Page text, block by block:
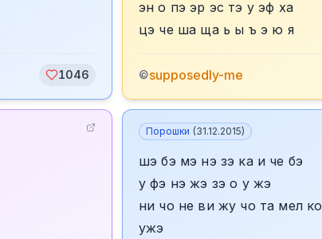
1046
эн о пэ эр эс тэ у эф ха
цэ че ша ща ь ы ъ э ю я
©supposedly-me
Порошки (31.12.2015)
шэ бэ мэ нэ зэ ка и че бэ
у фэ нэ жэ зэ о у жэ
ни чо не ви жу чо та мел ко
ужэ